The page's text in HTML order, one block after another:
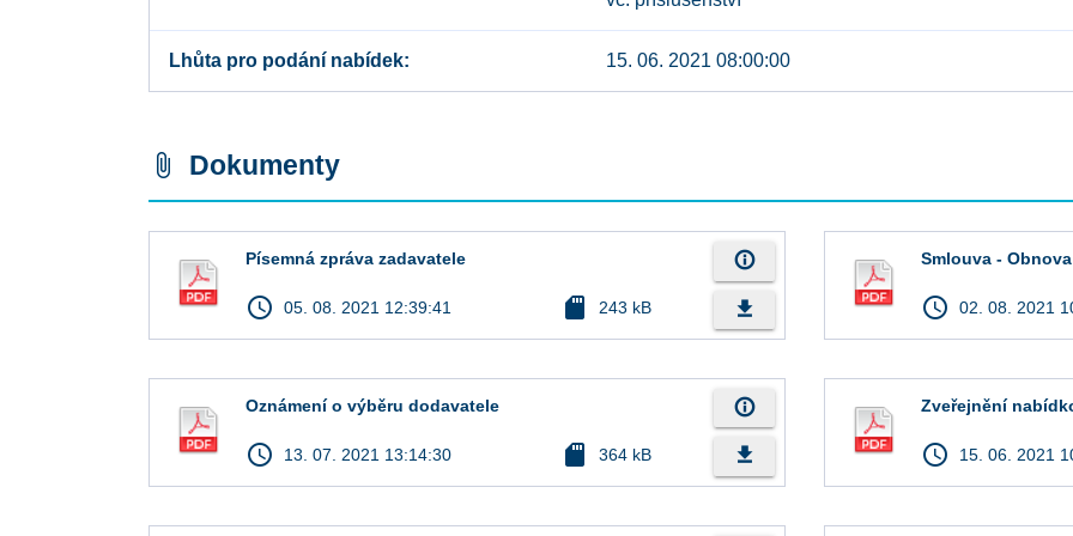
Lhůta pro podání nabídek 15. 06. 2021 08:00:00
attach_file Dokumenty
Písemná zpráva zadavatele
access_time 05. 08. 2021 12:39:41 sd_card 243 kB
info_outline
file_download
Smlouva -
access_time 02. 08. 2021
Oznámení o výběru dodavatele
access_time 13. 07. 2021 13:14:30 sd_card 364 kB
info_outline
file_download
Zveřejnění
access_time 15. 06. 2021